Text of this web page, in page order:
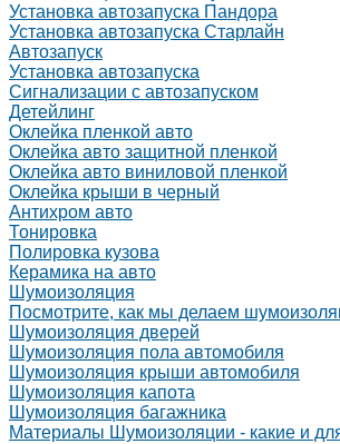
Установка автозапуска Пандора
Установка автозапуска Старлайн
Автозапуск
Установка автозапуска
Сигнализации с автозапуском
Детейлинг
Оклейка пленкой авто
Оклейка авто защитной пленкой
Оклейка авто виниловой пленкой
Оклейка крыши в черный
Антихром авто
Тонировка
Полировка кузова
Керамика на авто
Шумоизоляция
Посмотрите, как мы делаем
Шумоизоляция дверей
Шумоизоляция пола автомобиля
Шумоизоляция крыши автомобиля
Шумоизоляция капота
Шумоизоляция багажника
Материалы Шумоизоляции - какие и